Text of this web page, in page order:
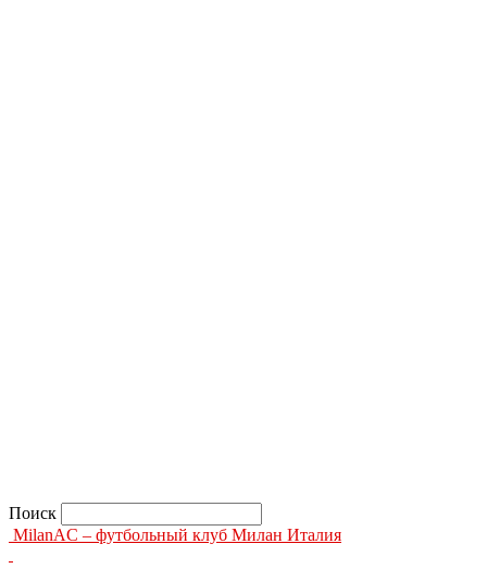
Поиск
MilanAC – футбольный клуб Милан Италия